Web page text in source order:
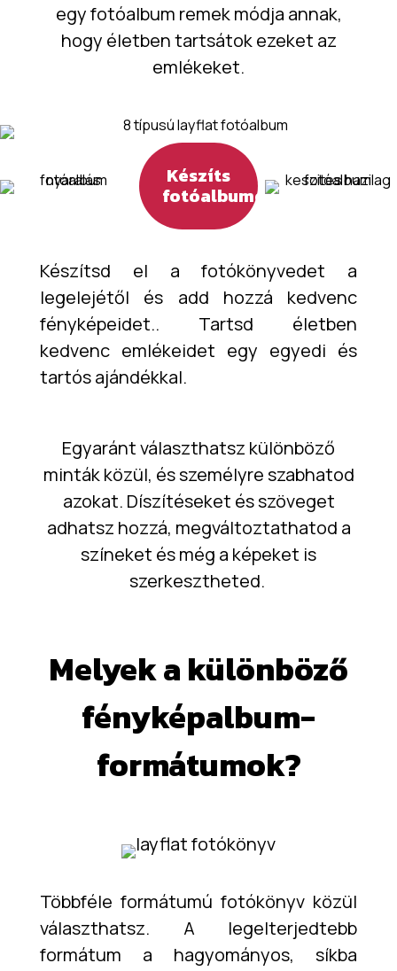
egy fotóalbum remek módja annak,
hogy életben tartsátok ezeket az
emlékeket.
Készíts
fotóalbumot
Készítsd el a fotókönyvedet a
legelejétől és add hozzá kedvenc
fényképeidet.. Tartsd életben
kedvenc emlékeidet egy egyedi és
tartós ajándékkal.
Egyaránt választhatsz különböző
minták közül, és személyre szabhatod
azokat. Díszítéseket és szöveget
adhatsz hozzá, megváltoztathatod a
színeket és még a képeket is
szerkesztheted.
Melyek a különböző
fényképalbum-
formátumok?
Többféle formátumú fotókönyv közül
választhatsz. A legelterjedtebb
formátum a hagyományos, síkba